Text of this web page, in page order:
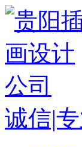
诚信|